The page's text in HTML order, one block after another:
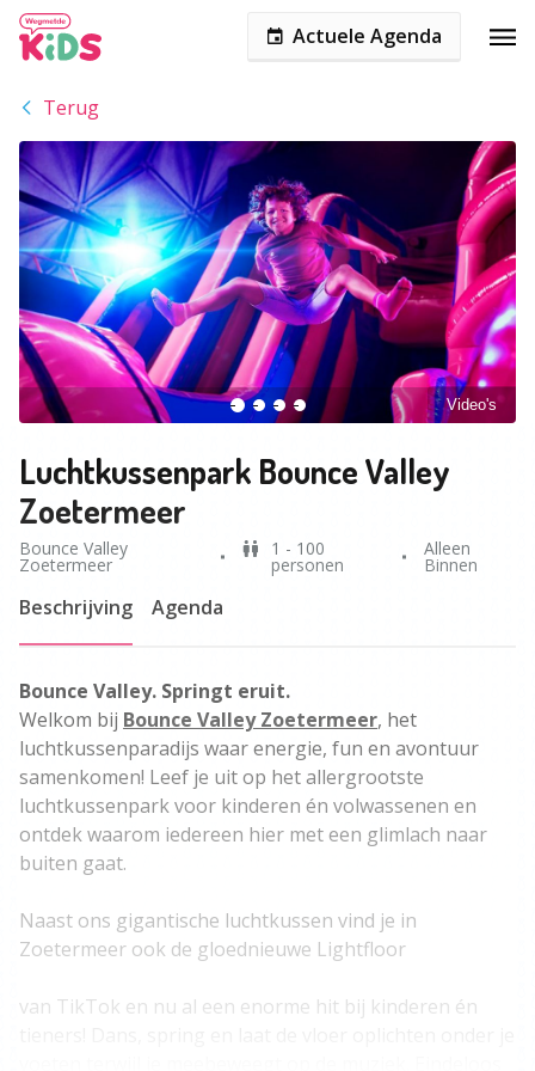
Actuele Agenda
Terug
Video's
Luchtkussenpark Bounce Valley
Zoetermeer
Bounce Valley
Zoetermeer
1 - 100
personen
Alleen
Binnen
Beschrijving Agenda
Bounce Valley. Springt eruit.
Welkom bij Bounce Valley Zoetermeer, het
luchtkussenparadijs waar energie, fun en avontuur
samenkomen! Leef je uit op het allergrootste
luchtkussenpark voor kinderen én volwassenen en
ontdek waarom iedereen hier met een glimlach naar
buiten gaat.
Naast ons gigantische luchtkussen vind je in
Zoetermeer ook de gloednieuwe Lightfloor
van TikTok en nu al een enorme hit bij kinderen én